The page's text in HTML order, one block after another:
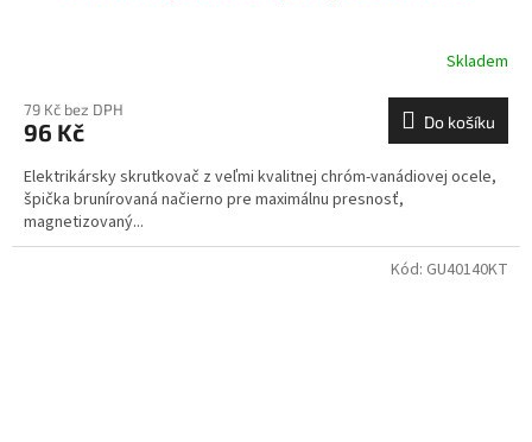
Skladem
79 Kč bez DPH
96 Kč Do košíku
Elektrikársky skrutkovač z veľmi kvalitnej chróm-vanádiovej ocele,
špička brunírovaná načierno pre maximálnu presnosť,
magnetizovaný...
Kód: GU40140KT